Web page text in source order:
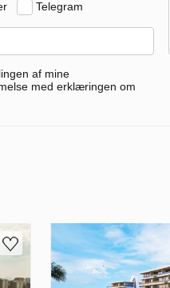
Telegram
af mine
med erklæringen om